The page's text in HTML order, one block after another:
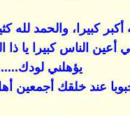
أكبر كبيرا، والحمد لله
الناس كبيرا يا ذا
يؤهلني
عند خلقك أجمعين